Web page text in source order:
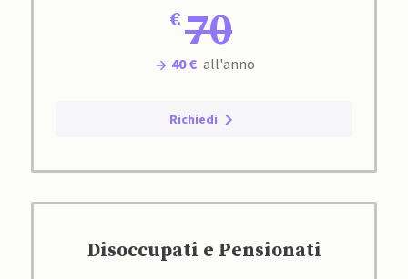
70
40 € all'anno
Richiedi
Disoccupati e Pensionati